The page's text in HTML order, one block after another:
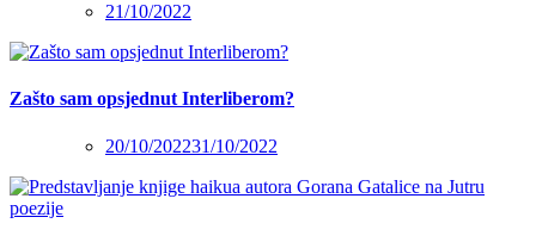
21/10/2022
Zašto sam opsjednut Interliberom?
20/10/202231/10/2022